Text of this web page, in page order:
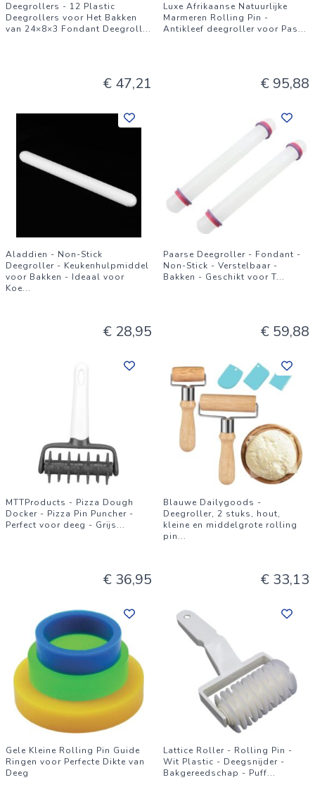
Deegrollers - 12 Plastic
Deegrollers voor Het Bakken
van 24×8×3 Fondant Deegroll...
€ 47,21
Luxe Afrikaanse Natuurlijke
Marmeren Rolling Pin -
Antikleef deegroller voor Pas...
€ 95,88
Aladdien - Non-Stick
Deegroller - Keukenhulpmiddel
voor Bakken - Ideaal voor
Koe...
€ 28,95
Paarse Deegroller - Fondant -
Non-Stick - Verstelbaar -
Bakken - Geschikt voor T...
€ 59,88
MTTProducts - Pizza Dough
Docker - Pizza Pin Puncher -
Perfect voor deeg - Grijs...
€ 36,95
Blauwe Dailygoods -
Deegroller, 2 stuks, hout,
kleine en middelgrote rolling
pin...
€ 33,13
Gele Kleine Rolling Pin Guide
Ringen voor Perfecte Dikte van
Deeg
Lattice Roller - Rolling Pin -
Wit Plastic - Deegsnijder -
Bakgereedschap - Puff...